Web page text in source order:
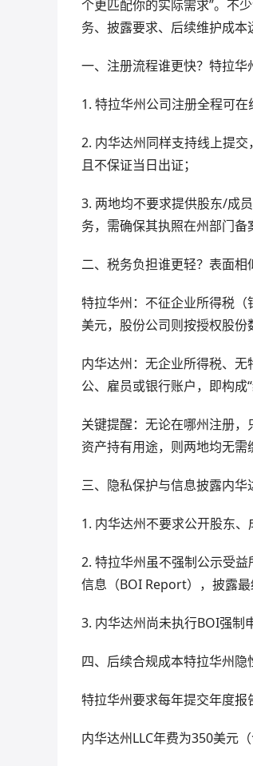
个更匹配你的实际需求”。不
务、披露要求、后续维护成本
一、注册流程谁更快？特拉华
1. 特拉华州公司注册全程可在
2. 内华达州同样支持线上提
且不保证当日出证；
3. 两地均不要求提供股东/成
务，需确保其执照在州部门备
二、税务负担谁更轻？表面相
特拉华州：不征企业所得税
美元，股份公司则按授权股份
内华达州：无企业所得税、
公、雇员或银行账户，即构成
关键提醒：无论在哪州注册
资产持有用途，则两地均无需
三、隐私保护与信息披露内华
1. 内华达州不要求公开股东
2. 特拉华州虽不强制公示受
信息（BOI Report），披露最
3. 内华达州尚未执行BOI强制
四、后续合规成本特拉华州隐
特拉华州要求每年提交年度报
内华达州LLC年费为350美元